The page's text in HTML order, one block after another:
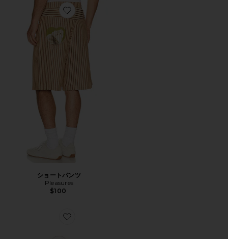
Favorite ショートパンツ
ショートパンツ
Pleasures
$100
Favorite トートバッグ